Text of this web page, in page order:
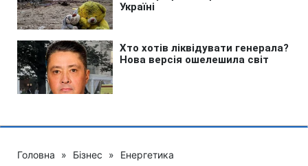
Головна » Бізнес » Енергетика